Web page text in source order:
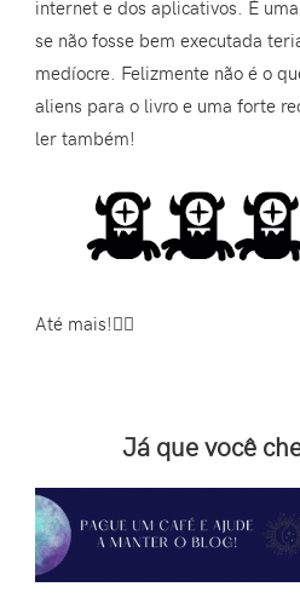
internet e dos aplicativos. É
se não fosse bem executada
medíocre. Felizmente não é o
aliens para o livro e uma forte
ler também!
Até mais!🧙‍♀️
Já que você